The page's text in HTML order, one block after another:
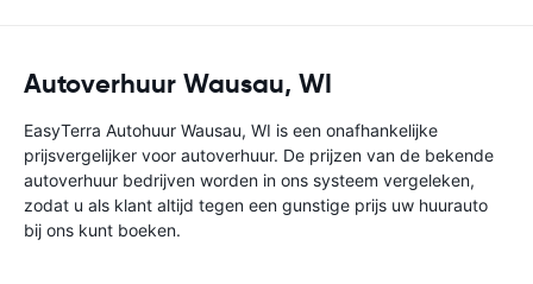
Autoverhuur Wausau, WI
EasyTerra Autohuur Wausau, WI is een onafhankelijke
prijsvergelijker voor autoverhuur. De prijzen van de bekende
autoverhuur bedrijven worden in ons systeem vergeleken,
zodat u als klant altijd tegen een gunstige prijs uw huurauto
bij ons kunt boeken.